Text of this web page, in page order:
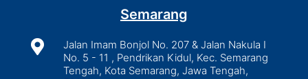
Semarang

Jalan Imam Bonjol No. 207 & Jalan Nakula I
No. 5 - 11 , Pendrikan Kidul, Kec. Semarang
Tengah, Kota Semarang, Jawa Tengah,